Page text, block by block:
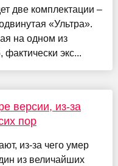
две комплектации –
«Ультра».
на одном из
экс...
версии, из-за
пор
из-за чего умер
из величайших